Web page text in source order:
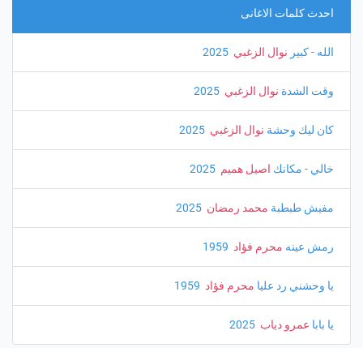
احدث كلمات الاغانى
الله - كبير نوال الزغبي
وقت الشدة نوال الزغبي
كان ليك وحشة نوال الزغبي
خالي - مكانك اصيل هميم
مفيش طبطبة محمد رمضان
رمش عينه محرم فؤاد
يا وحشني رد عليا محرم فؤاد
يا بابا عمرو دياب